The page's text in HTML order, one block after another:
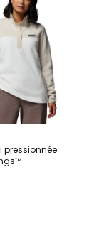
pressionnée